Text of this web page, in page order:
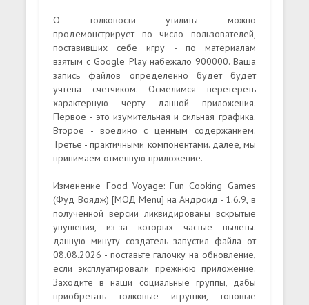
О толковости утилиты можно
продемонстрирует по число пользователей,
поставивших себе игру - по материалам
взятым с Google Play набежало 900000. Ваша
запись файлов определенно будет будет
учтена счетчиком. Осмелимся перетереть
характерную черту данной приложения.
Первое - это изумительная и сильная графика.
Второе - воедино с ценным содержанием.
Третье - практичными компонентами. далее, мы
принимаем отменную приложение.
Изменение Food Voyage: Fun Cooking Games
(Фуд Воядж) [МОД Menu] на Андроид - 1.6.9, в
полученной версии ликвидированы вскрытые
упущения, из-за которых частые вылеты.
данную минуту создатель запустил файла от
08.08.2026 - поставьте галочку на обновление,
если эксплуатировали прежнюю приложение.
Заходите в наши социальные группы, дабы
приобретать толковые игрушки, топовые